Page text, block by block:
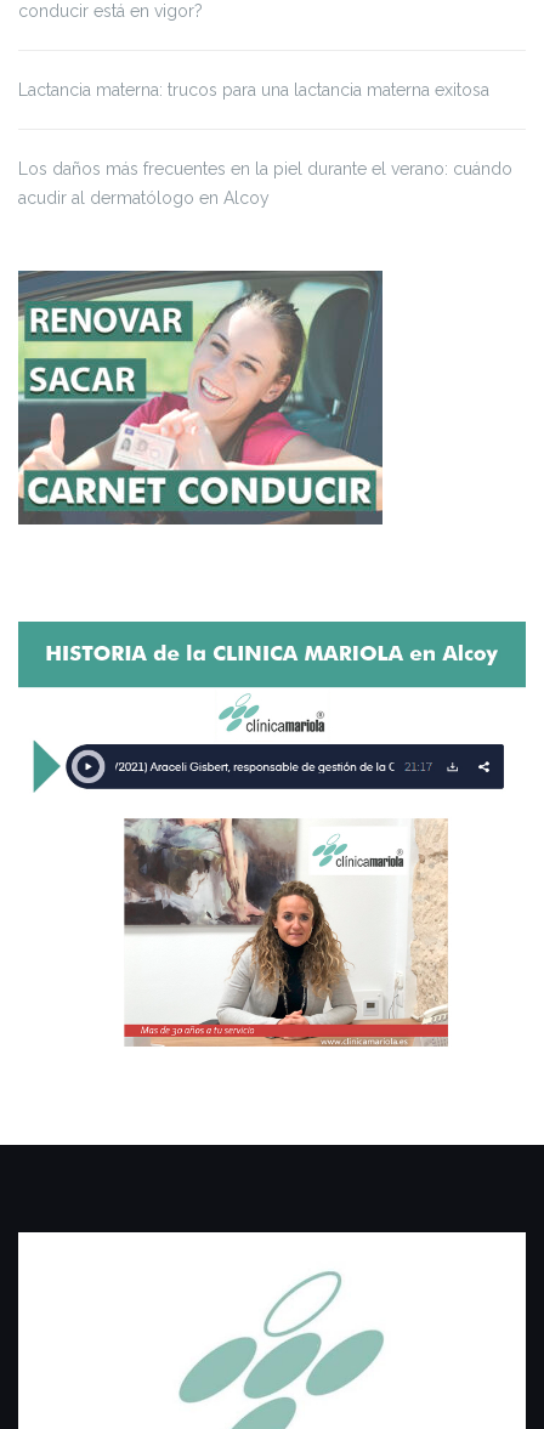
conducir está en vigor?
Lactancia materna: trucos para una lactancia materna exitosa
Los daños más frecuentes en la piel durante el verano: cuándo
acudir al dermatólogo en Alcoy